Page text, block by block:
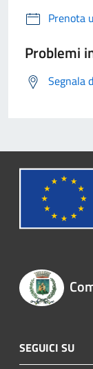
Prenota
Problemi
Segnala
SEGUICI SU